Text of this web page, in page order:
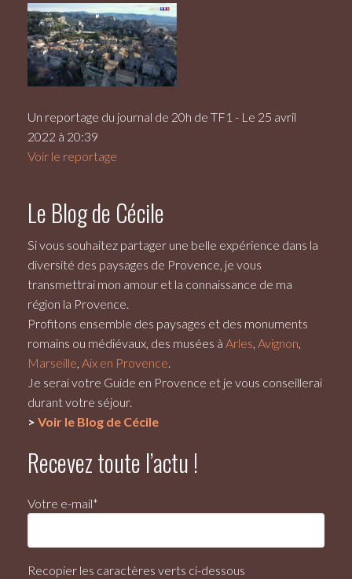
Un reportage du journal de 20h de TF1 - Le 25 avril
2022 à 20:39
Voir le reportage
Le Blog de Cécile
Si vous souhaitez partager une belle expérience dans la
diversité des paysages de Provence, je vous
transmettrai mon amour et la connaissance de ma
région la Provence.
Profitons ensemble des paysages et des monuments
romains ou médiévaux, des musées à Arles, Avignon,
Marseille, Aix en Provence.
Je serai votre Guide en Provence et je vous conseillerai
durant votre séjour.
> Voir le Blog de Cécile
Recevez toute l’actu !
Votre e-mail*
Recopier les caractères verts ci-dessous